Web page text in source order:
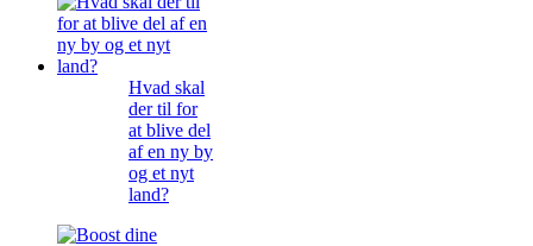
Hvad skal
der til for
at blive del
af en ny by
og et nyt
land?